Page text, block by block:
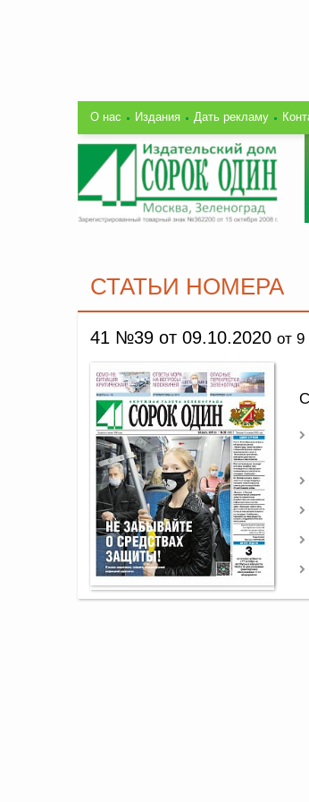
О нас Издания Дать рекламу
СТАТЬИ НОМЕРА
41 №39 от 09.10.2020 от 9